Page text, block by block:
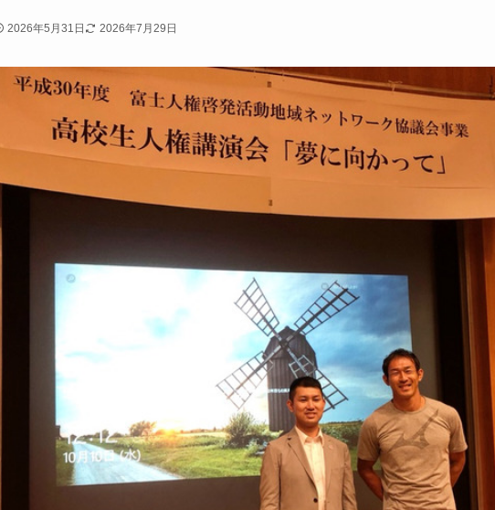
2026年5月31日 2026年7月29日